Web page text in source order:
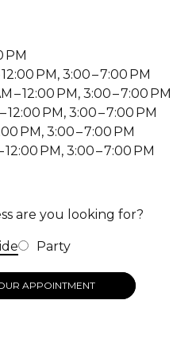
PM
PM, 3:00 – 7:00 PM
– 12:00 PM, 3:00 – 7:00 PM
12:00 PM, 3:00 – 7:00 PM
PM, 3:00 – 7:00 PM
PM, 3:00 – 7:00 PM
are you looking for?
Party
APPOINTMENT